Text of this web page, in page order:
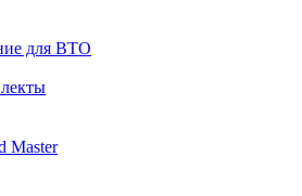
для ВТО